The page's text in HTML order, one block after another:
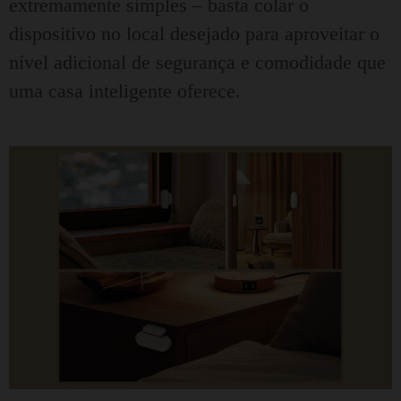
extremamente simples – basta colar o
dispositivo no local desejado para aproveitar o
nível adicional de segurança e comodidade que
uma casa inteligente oferece.